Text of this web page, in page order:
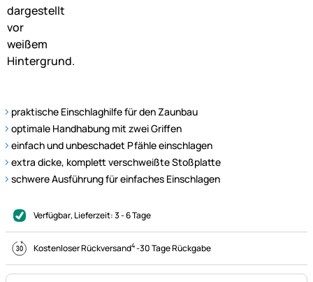
praktische Einschlaghilfe für den Zaunbau
optimale Handhabung mit zwei Griffen
einfach und unbeschadet Pfähle einschlagen
extra dicke, komplett verschweißte Stoßplatte
schwere Ausführung für einfaches Einschlagen
Verfügbar, Lieferzeit:3 - 6 Tage
Kostenloser Rückversand4-30 Tage Rückgabe